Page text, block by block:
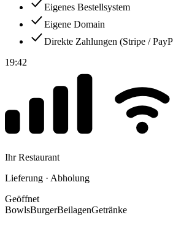
Eigenes Bestellsystem
Eigene Domain
Direkte Zahlungen (Stripe /
19:42
Ihr Restaurant
Lieferung · Abholung
Geöffnet
BowlsBurgerBeilagenGetränke